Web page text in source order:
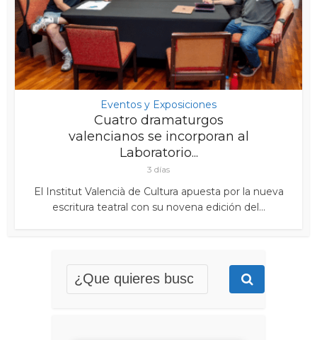
Eventos y Exposiciones
Cuatro dramaturgos
valencianos se incorporan al
Laboratorio...
3 días
El Institut Valencià de Cultura apuesta por la nueva
escritura teatral con su novena edición del...